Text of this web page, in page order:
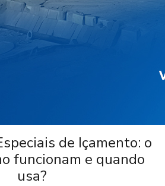
de Içamento: o
funcionam e quando
usa?